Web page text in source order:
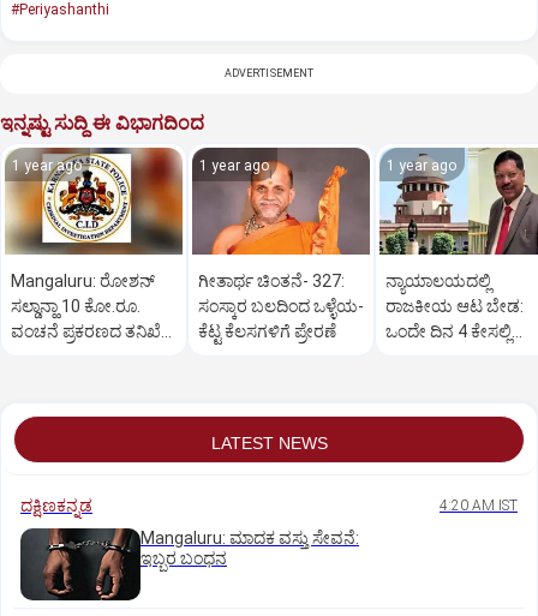
#Periyashanthi
ADVERTISEMENT
ಇನ್ನಷ್ಟು ಸುದ್ದಿ ಈ ವಿಭಾಗದಿಂದ
1 year ago
Mangaluru: ರೋಶನ್‌
ಸಲ್ಡಾನ್ಹಾ 10 ಕೋ.ರೂ.
ವಂಚನೆ ಪ್ರಕರಣದ ತನಿಖೆ
1 year ago
ಗೀತಾರ್ಥ ಚಿಂತನೆ- 327:
ಸಂಸ್ಕಾರ ಬಲದಿಂದ ಒಳ್ಳೆಯ-
ಕೆಟ್ಟ ಕೆಲಸಗಳಿಗೆ ಪ್ರೇರಣೆ
1 year ago
ನ್ಯಾಯಾಲಯದಲ್ಲಿ
ರಾಜಕೀಯ ಆಟ ಬೇಡ:
ಒಂದೇ ದಿನ 4 ಕೇಸಲ್ಲಿ
LATEST NEWS
ದಕ್ಷಿಣಕನ್ನಡ 4:20 AM IST
Mangaluru: ಮಾದಕ ವಸ್ತು ಸೇವನೆ:
ಇಬ್ಬರ ಬಂಧನ